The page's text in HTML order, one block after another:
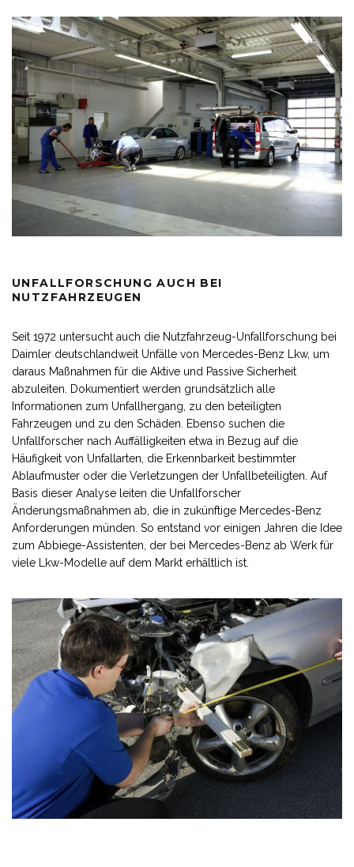
UNFALLFORSCHUNG AUCH BEI
NUTZFAHRZEUGEN
Seit 1972 untersucht auch die Nutzfahrzeug-Unfallforschung bei
Daimler deutschlandweit Unfälle von Mercedes-Benz Lkw, um
daraus Maßnahmen für die Aktive und Passive Sicherheit
abzuleiten. Dokumentiert werden grundsätzlich alle
Informationen zum Unfallhergang, zu den beteiligten
Fahrzeugen und zu den Schäden. Ebenso suchen die
Unfallforscher nach Auffälligkeiten etwa in Bezug auf die
Häufigkeit von Unfallarten, die Erkennbarkeit bestimmter
Ablaufmuster oder die Verletzungen der Unfallbeteiligten. Auf
Basis dieser Analyse leiten die Unfallforscher
Änderungsmaßnahmen ab, die in zukünftige Mercedes-Benz
Anforderungen münden. So entstand vor einigen Jahren die Idee
zum Abbiege-Assistenten, der bei Mercedes-Benz ab Werk für
viele Lkw-Modelle auf dem Markt erhältlich ist.